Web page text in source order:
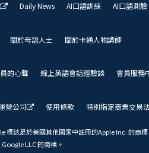
Daily News AI口語訓練 AI口語測驗
關於母語人士 關於卡通人物講師
的心聲 線上英語會話經驗談 會員服務
營公司 使用條款 特別指定商業交易
標誌是於美國其他國家中註冊的Apple Inc. 的商
LLC 的商標。